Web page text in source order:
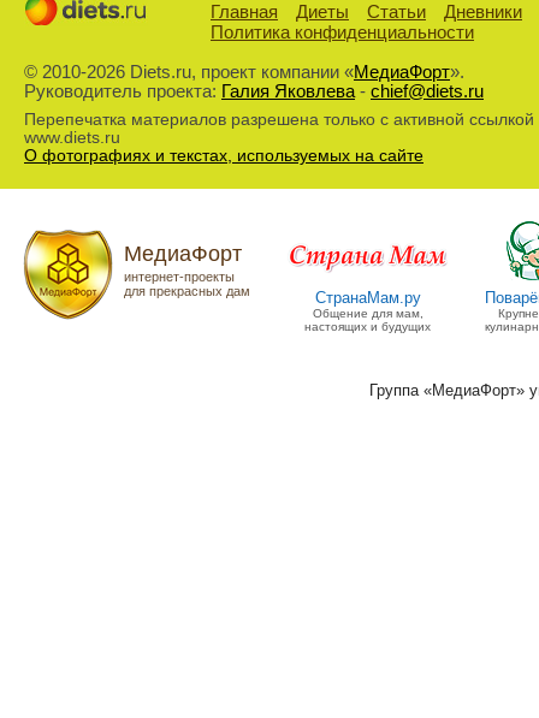
Главная Диеты Статьи
Дневники
Политика конфиденциальности
© 2010-2026 Diets.ru, проект компании «МедиаФорт».
Руководитель проекта: Галия Яковлева- chief@diets.ru
Перепечатка материалов разрешена только с активной ссылкой
www.diets.ru
О фотографиях и текстах, используемых на сайте
МедиаФорт
интернет-проекты
для прекрасных дам
СтранаМам.ру
Общение для мам,
настоящих и будущих
Группа «МедиаФорт»